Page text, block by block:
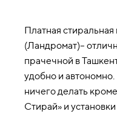
Платная
(Ландромат)–
прачечной в
удобно и
ничего делать
Стирай» и